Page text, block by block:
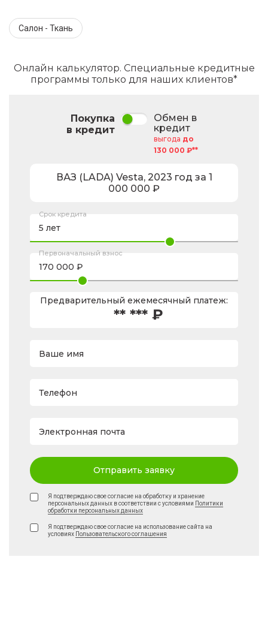
Салон - Ткань
Онлайн калькулятор. Специальные кредитные
программы только для наших клиентов*
Покупка
в кредит
Обмен в
кредит
выгода до
130 000 ₽**
ВАЗ (LADA) Vesta, 2023 год за 1
000 000 ₽
Срок кредита
Первоначальный взнос
Предварительный ежемесячный платеж:
** *** ₽
Ваше имя
Телефон
Электронная почта
Отправить заявку
Я подтверждаю свое согласие на обработку и хранение
персональных данных в соответствии с условиями Политики
обработки персональных данных
Я подтверждаю свое согласие на использование сайта на
условиях Пользовательского соглашения